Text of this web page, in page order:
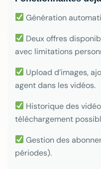
Génération
Deux offres
avec limitations
Upload d’images,
agent dans les vidéos.
Historique des
téléchargement
Gestion des
périodes).